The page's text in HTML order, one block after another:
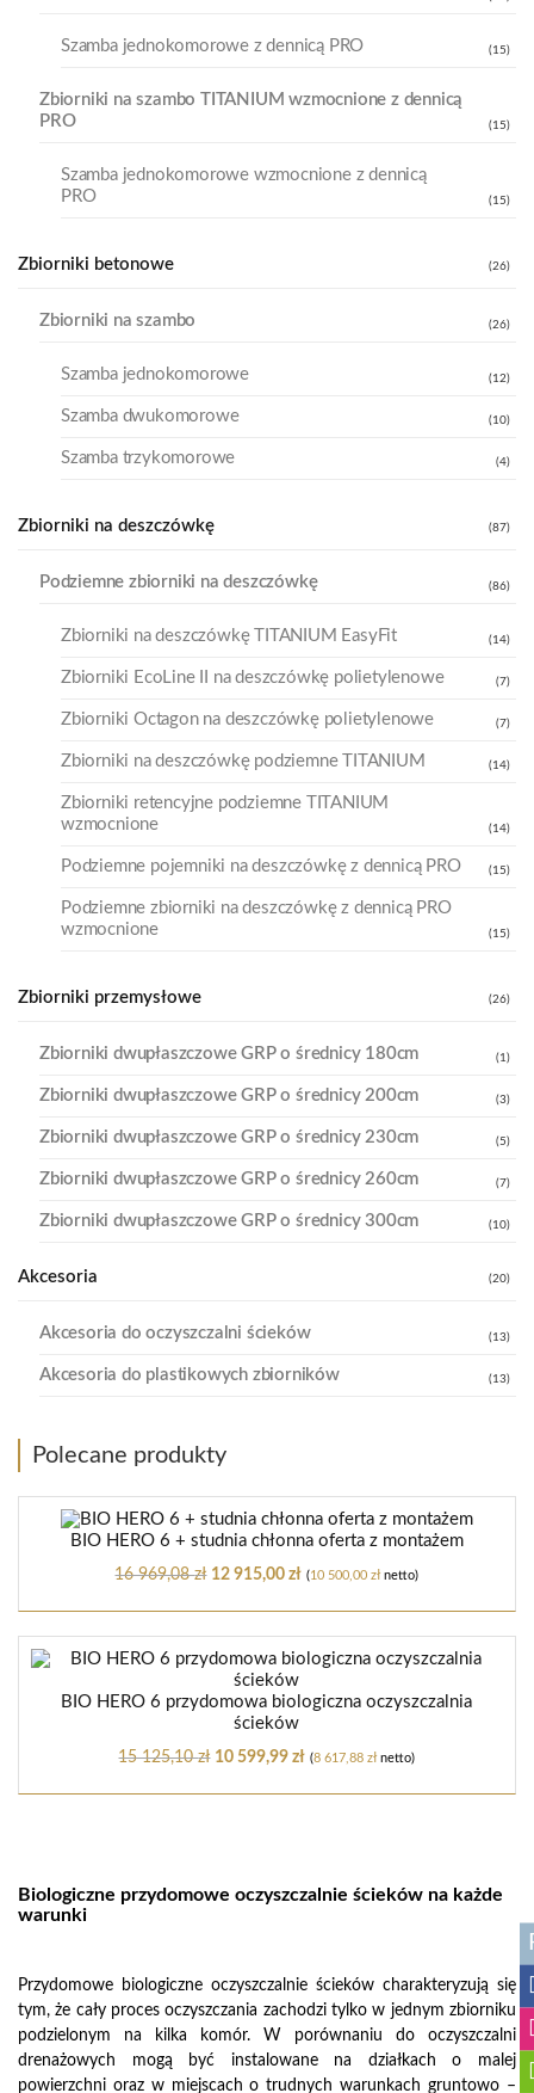
Szamba jednokomorowe z dennicą PRO (15)
Zbiorniki na szambo TITANIUM wzmocnione z dennicą
PRO
(15)
Szamba jednokomorowe wzmocnione z dennicą
PRO
(15)
Zbiorniki betonowe (26)
Zbiorniki na szambo (26)
Szamba jednokomorowe (12)
Szamba dwukomorowe (10)
Szamba trzykomorowe (4)
Zbiorniki na deszczówkę (87)
Podziemne zbiorniki na deszczówkę (86)
Zbiorniki na deszczówkę TITANIUM EasyFit (14)
Zbiorniki EcoLine II na deszczówkę polietylenowe (7)
Zbiorniki Octagon na deszczówkę polietylenowe (7)
Zbiorniki na deszczówkę podziemne TITANIUM (14)
Zbiorniki retencyjne podziemne TITANIUM
wzmocnione
(14)
Podziemne pojemniki na deszczówkę z dennicą PRO (15)
Podziemne zbiorniki na deszczówkę z dennicą PRO
wzmocnione
(15)
Zbiorniki przemysłowe (26)
Zbiorniki dwupłaszczowe GRP o średnicy 180cm (1)
Zbiorniki dwupłaszczowe GRP o średnicy 200cm (3)
Zbiorniki dwupłaszczowe GRP o średnicy 230cm (5)
Zbiorniki dwupłaszczowe GRP o średnicy 260cm (7)
Zbiorniki dwupłaszczowe GRP o średnicy 300cm (10)
Akcesoria (20)
Akcesoria do oczyszczalni ścieków (13)
Akcesoria do plastikowych zbiorników (13)
Polecane produkty
BIO HERO 6 + studnia chłonna oferta z montażem
16 969,08zł 12 915,00zł (10 500,00złnetto)
BIO HERO 6 przydomowa biologiczna oczyszczalnia
ścieków
15 125,10zł 10 599,99zł (8 617,88złnetto)
Biologiczne przydomowe oczyszczalnie ścieków na każde
warunki
Przydomowe biologiczne oczyszczalnie ścieków charakteryzują się
tym, że cały proces oczyszczania zachodzi tylko w jednym zbiorniku
podzielonym na kilka komór. W porównaniu do oczyszczalni
drenażowych mogą być instalowane na działkach o malej
powierzchni oraz w miejscach o trudnych warunkach gruntowo –